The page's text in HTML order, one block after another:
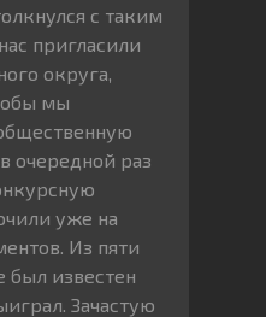
с таким
пригласили
округа,
мы
очередной раз
уже на
Из пяти
был известен
Зачастую